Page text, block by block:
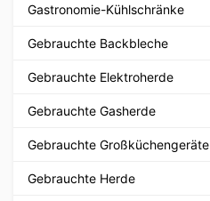
Gastronomie-Kühlschränke
Gebrauchte Backbleche
Gebrauchte Elektroherde
Gebrauchte Gasherde
Gebrauchte Großküchengeräte
Gebrauchte Herde